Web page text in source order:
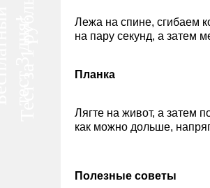
Лежа на спине, сгибаем
на пару секунд, а затем
Планка
Лягте на живот, а затем
как можно дольше,
Полезные советы